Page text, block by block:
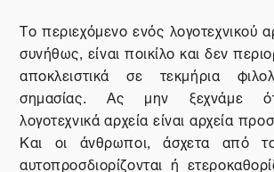
Το περιεχόμενο ενός λογοτεχνικού
συνήθως, είναι ποικίλο και δεν
αποκλειστικά σε τεκμήρια
σημασίας. Ας μην ξεχνάμε
λογοτεχνικά αρχεία είναι αρχεία
Και οι άνθρωποι, άσχετα από
αυτοπροσδιορίζονται ή